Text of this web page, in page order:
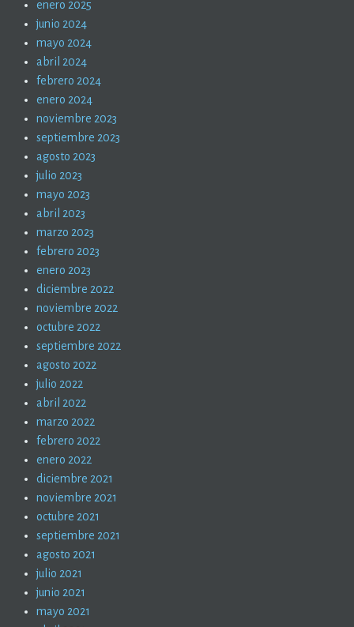
enero 2025
junio 2024
mayo 2024
abril 2024
febrero 2024
enero 2024
noviembre 2023
septiembre 2023
agosto 2023
julio 2023
mayo 2023
abril 2023
marzo 2023
febrero 2023
enero 2023
diciembre 2022
noviembre 2022
octubre 2022
septiembre 2022
agosto 2022
julio 2022
abril 2022
marzo 2022
febrero 2022
enero 2022
diciembre 2021
noviembre 2021
octubre 2021
septiembre 2021
agosto 2021
julio 2021
junio 2021
mayo 2021